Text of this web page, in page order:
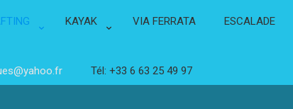
KAYAK VIA FERRATA ESCALADE
Tél: +33 6 63 25 49 97